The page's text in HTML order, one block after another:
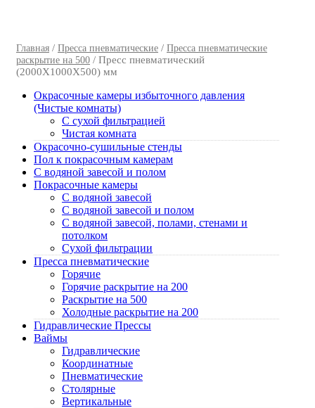
Главная / Пресса пневматические / Пресса пневматические
раскрытие на 500 / Пресс пневматический
(2000Х1000Х500) мм
Окрасочные камеры избыточного давления
(Чистые комнаты)
C сухой фильтрацией
Чистая комната
Окрасочно-сушильные стенды
Пол к покрасочным камерам
C водяной завесой и полом
Покрасочные камеры
C водяной завесой
C водяной завесой и полом
C водяной завесой, полами, стенами и
потолком
Cухой фильтрации
Пресса пневматические
Горячие
Горячие раскрытие на 200
Раскрытие на 500
Холодные раскрытие на 200
Гидравлические Прессы
Ваймы
Гидравлические
Координатные
Пневматические
Столярные
Вертикальные